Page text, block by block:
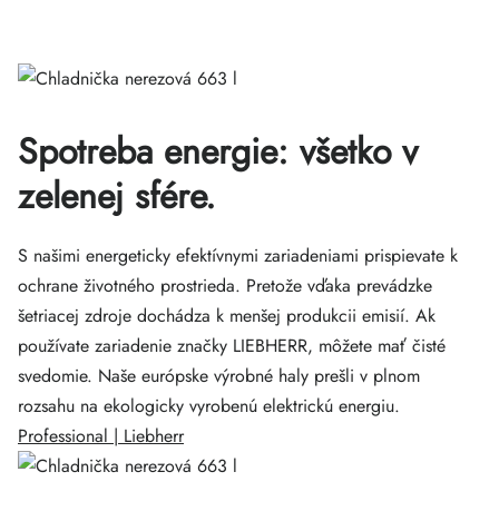
Spotreba energie: všetko v
zelenej sfére.
S našimi energeticky efektívnymi zariadeniami prispievate k
ochrane životného prostrieda. Pretože vďaka prevádzke
šetriacej zdroje dochádza k menšej produkcii emisií. Ak
používate zariadenie značky LIEBHERR, môžete mať čisté
svedomie. Naše európske výrobné haly prešli v plnom
rozsahu na ekologicky vyrobenú elektrickú energiu.
Professional | Liebherr